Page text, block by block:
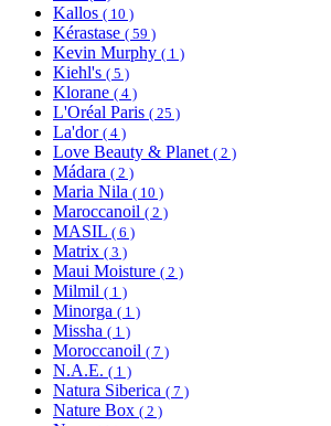
Kallos ( 10 )
Kérastase ( 59 )
Kevin Murphy ( 1 )
Kiehl's ( 5 )
Klorane ( 4 )
L'Oréal Paris ( 25 )
La'dor ( 4 )
Love Beauty & Planet ( 2 )
Mádara ( 2 )
Maria Nila ( 10 )
Maroccanoil ( 2 )
MASIL ( 6 )
Matrix ( 3 )
Maui Moisture ( 2 )
Milmil ( 1 )
Minorga ( 1 )
Missha ( 1 )
Moroccanoil ( 7 )
N.A.E. ( 1 )
Natura Siberica ( 7 )
Nature Box ( 2 )